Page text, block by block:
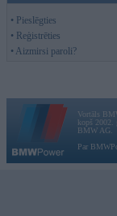
• Pieslēgties
• Reģistrēties
• Aizmirsi paroli?
Vortāls
kopš 2002.
BMW AG.
Par